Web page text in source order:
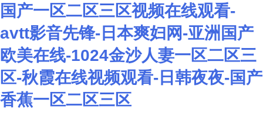
国产一区二区三区视频在线观看-
avtt影音先锋-日本爽妇网-亚洲国产
欧美在线-1024金沙人妻一区二区三
区-秋霞在线视频观看-日韩夜夜-国产
香蕉一区二区三区